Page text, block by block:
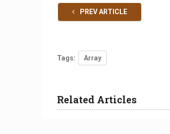
PREV ARTICLE
Tags: Array
Related Articles